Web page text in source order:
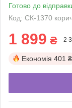
Готово до
Код: СК-1370
1 899 ₴ 2
Економія 401 ₴